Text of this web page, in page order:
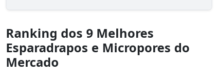
Ranking dos 9 Melhores
Esparadrapos e Micropores do
Mercado